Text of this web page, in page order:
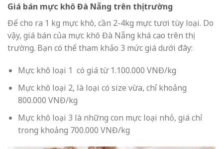
Giá bán mực khô Đà Nẵng trên thị trường
Để cho ra 1 kg mực khô, cần 2-4kg mực tươi tùy loại. Do
vậy, giá bán của mực khô Đà Nẵng khá cao trên thị
trường. Bạn có thể tham khảo 3 mức giá dưới đây:
Mực khô loại 1 có giá từ 1.100.000 VNĐ/kg
Mực khô loại 2, là loại có size vừa, chỉ khoảng
800.000 VNĐ/kg
Mực khô loại 3 là những con mực loại nhỏ, giá chỉ
trong khoảng 700.000 VNĐ/kg